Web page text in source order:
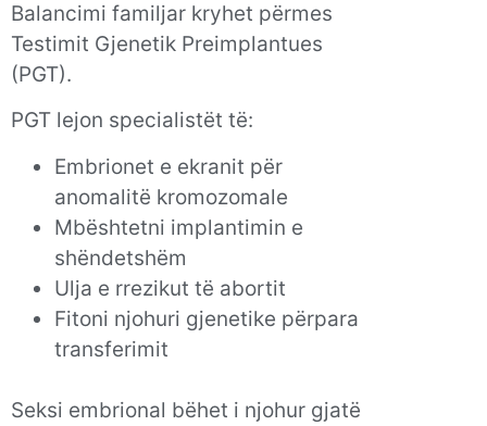
Balancimi familjar kryhet përmes
Testimit Gjenetik Preimplantues
(PGT).
PGT lejon specialistët të:
Embrionet e ekranit për
anomalitë kromozomale
Mbështetni implantimin e
shëndetshëm
Ulja e rrezikut të abortit
Fitoni njohuri gjenetike përpara
transferimit
Seksi embrional bëhet i njohur gjatë